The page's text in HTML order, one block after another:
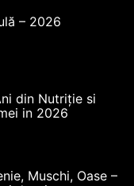
– 2026
din Nutriție si
in 2026
Muschi, Oase –